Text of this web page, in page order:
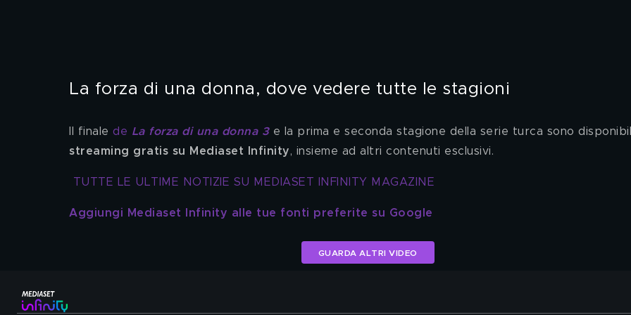
La forza di una donna, dove vedere tutte le stagioni
Il finale de La forza di una donna 3 e la prima e seconda stagione della serie turca sono
streaming gratis su Mediaset Infinity, insieme ad altri contenuti esclusivi.
TUTTE LE ULTIME NOTIZIE SU MEDIASET INFINITY MAGAZINE
Aggiungi Mediaset Infinity alle tue fonti preferite su Google
GUARDA ALTRI VIDEO